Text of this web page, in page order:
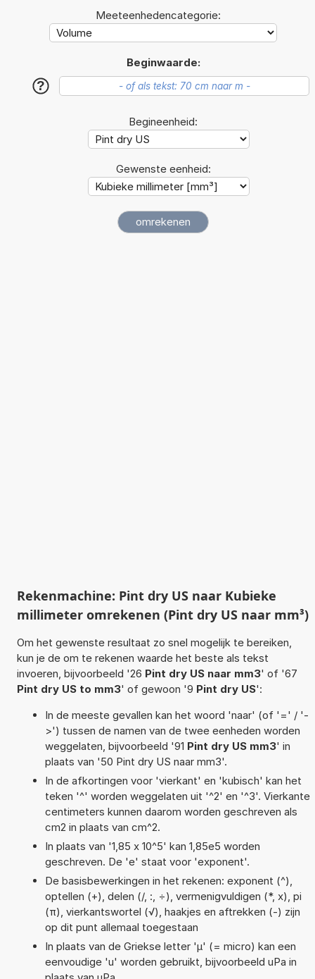
Meeteenhedencategorie:
Beginwaarde:
?
Begineenheid:
Gewenste eenheid:
Rekenmachine: Pint dry US naar Kubieke
millimeter omrekenen (Pint dry US naar mm³)
Om het gewenste resultaat zo snel mogelijk te bereiken,
kun je de om te rekenen waarde het beste als tekst
invoeren, bijvoorbeeld '26 Pint dry US naar mm3' of '67
Pint dry US to mm3' of gewoon '9 Pint dry US':
In de meeste gevallen kan het woord 'naar' (of '=' / '-
>') tussen de namen van de twee eenheden worden
weggelaten, bijvoorbeeld '91 Pint dry US mm3' in
plaats van '50 Pint dry US naar mm3'.
In de afkortingen voor 'vierkant' en 'kubisch' kan het
teken '^' worden weggelaten uit '^2' en '^3'. Vierkante
centimeters kunnen daarom worden geschreven als
cm2 in plaats van cm^2.
In plaats van '1,85 x 10^5' kan 1,85e5 worden
geschreven. De 'e' staat voor 'exponent'.
De basisbewerkingen in het rekenen: exponent (^),
optellen (+), delen (/, :, ÷), vermenigvuldigen (*, x), pi
(π), vierkantswortel (√), haakjes en aftrekken (-) zijn
op dit punt allemaal toegestaan
In plaats van de Griekse letter 'µ' (= micro) kan een
eenvoudige 'u' worden gebruikt, bijvoorbeeld uPa in